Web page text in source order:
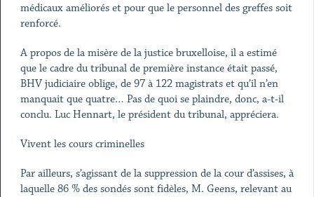
médicaux améliorés et pour que le personnel des greffes soit
renforcé.
A propos de la misère de la justice bruxelloise, il a estimé
que le cadre du tribunal de première instance était passé,
BHV judiciaire oblige, de 97 à 122 magistrats et qu’il n’en
manquait que quatre… Pas de quoi se plaindre, donc, a-t-il
conclu. Luc Hennart, le président du tribunal, appréciera.
Vivent les cours criminelles
Par ailleurs, s’agissant de la suppression de la cour d’assises, à
laquelle 86 % des sondés sont fidèles, M. Geens, relevant au